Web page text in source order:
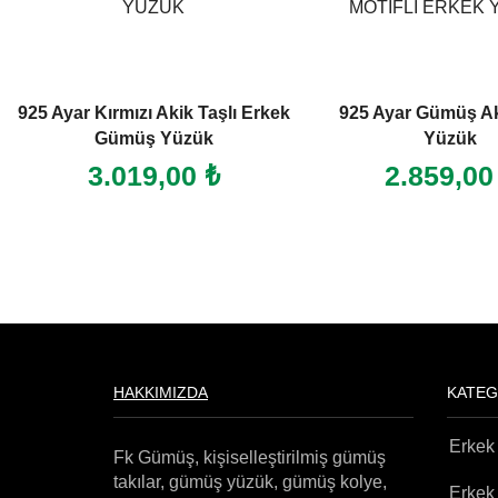
925 Ayar Gümüş Akik Taşlı
Yüzük
2.859,00 ₺
925 Ayar Yeşil Akik
Erkek Yüzük
2.859,00
HAKKIMIZDA
Fk Gümüş, kişiselleştirilmiş gümüş
takılar, gümüş yüzük, gümüş kolye,